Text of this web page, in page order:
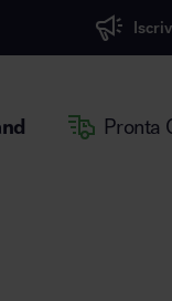
alla Newsletter,
Pronta